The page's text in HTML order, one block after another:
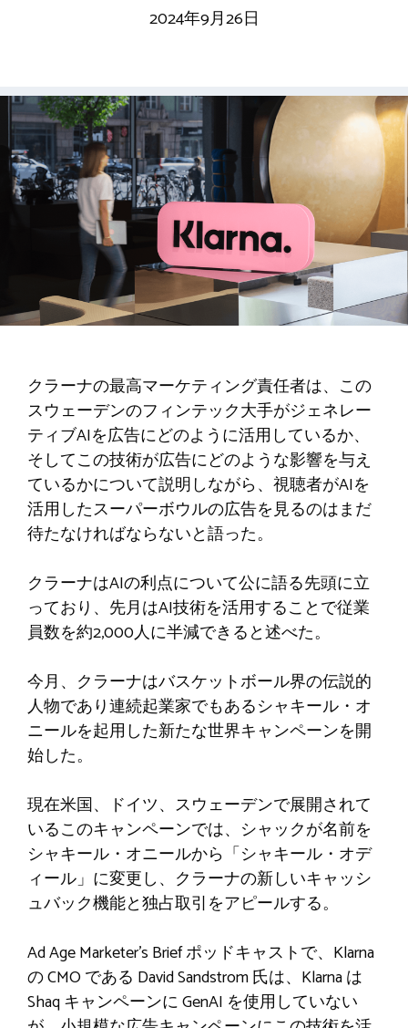
2024年9月26日
クラーナの最高マーケティング責任者は、この
スウェーデンのフィンテック大手がジェネレー
ティブAIを広告にどのように活用しているか、
そしてこの技術が広告にどのような影響を与え
ているかについて説明しながら、視聴者がAIを
活用したスーパーボウルの広告を見るのはまだ
待たなければならないと語った。
クラーナはAIの利点について公に語る先頭に立
っており、先月はAI技術を活用することで従業
員数を約2,000人に半減できると述べた。
今月、クラーナはバスケットボール界の伝説的
人物であり連続起業家でもあるシャキール・オ
ニールを起用した新たな世界キャンペーンを開
始した。
現在米国、ドイツ、スウェーデンで展開されて
いるこのキャンペーンでは、シャックが名前を
シャキール・オニールから「シャキール・オデ
ィール」に変更し、クラーナの新しいキャッシ
ュバック機能と独占取引をアピールする。
Ad Age Marketer’s Brief ポッドキャストで、Klarna
の CMO である David Sandstrom 氏は、Klarna は
Shaq キャンペーンに GenAI を使用していない